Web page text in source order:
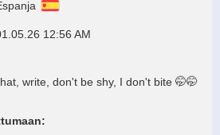
12:56 AM
write, don't be shy, I don't bite 🤭🤭